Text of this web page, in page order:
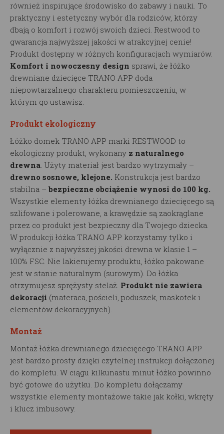
również inspirujące środowisko do zabawy i nauki. To
praktyczny i estetyczny wybór dla rodziców, którzy
dbają o komfort i rozwój swoich dzieci. Restwood to
gwarancja najwyższej jakości w atrakcyjnej cenie!
Produkt dostępny w różnych konfiguracjach wymiarów.
Komfort i nowoczesny design sprawi, że łóżko
drewniane dziecięce TRANO APP doda
niepowtarzalnego charakteru pomieszczeniu, w
którym go ustawisz.
Produkt ekologiczny
Łóżko domek TRANO APP marki RESTWOOD to
ekologiczny produkt, wykonany z naturalnego
drewna. Użyty materiał jest bardzo wytrzymały –
drewno sosnowe, klejone. Konstrukcja jest bardzo
stabilna – bezpieczne obciążenie wynosi do 100 kg.
Wszystkie elementy łóżka drewnianego dziecięcego są
szlifowane i polerowane, a krawędzie są zaokrąglane
przez co produkt jest bezpieczny dla Twojego dziecka.
W produkcji łóżka TRANO APP korzystamy tylko i
wyłącznie z najwyższej jakości drewna w klasie 1 –
100% FSC. Nie lakierujemy produktu, łóżko pakowane
jest w stanie naturalnym (surowym). Do łóżka
otrzymujesz sprężysty stelaż. Produkt nie zawiera
dekoracji (materaca, pościeli, poduszek, maskotek i
elementów dekoracyjnych).
Montaż
Montaż łóżka drewnianego dziecięcego TRANO APP
jest bardzo prosty dzięki czytelnej instrukcji dołączonej
do kompletu. W ciągu kilkunastu minut łóżko powinno
być gotowe do użytku. Do kompletu dołączamy
wszystkie elementy montażowe takie jak kołki, wkręty
i klucz imbusowy.